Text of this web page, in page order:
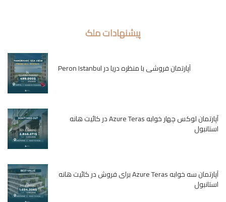
پیشنهادات ملک
آپارتمان فروشی با منظره دریا در Peron Istanbul
آپارتمان لوکس چهار خوابه Azure Teras در کائیت هانه
استانبول
آپارتمان سه خوابه Azure Teras برای فروش در کائیت هانه
استانبول